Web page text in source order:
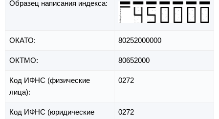
Образец написания индекса:
ОКАТО: 80252000000
ОКТМО: 80652000
Код ИФНС (физические
лица):
0272
Код ИФНС (юридические
0272